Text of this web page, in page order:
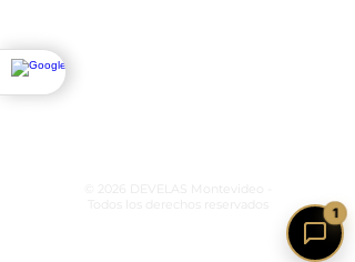
© 2026 DEVELAS Montevideo -
1